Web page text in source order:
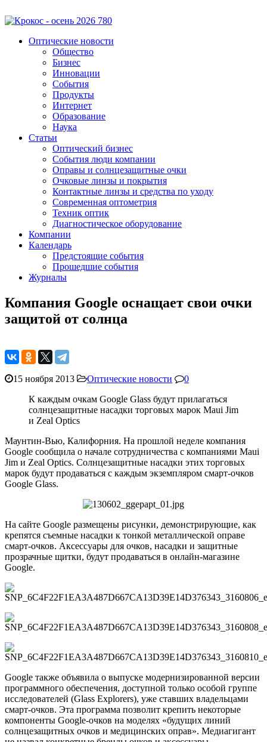
Оптические новости
Общество
Бизнес
Инновации
События
Продукты
Интернет
Образование
Наука
Статьи
Оптический бизнес
События люди компании
Оправы и солнцезащитные очки
Очковые линзы и покрытия
Контактные линзы и средства по уходу
Современная оптометрия
Техник оптик
Диагностическое оборудование
Компании
Календарь
Предстоящие события
Прошедшие события
Журналы
Компания Google оснащает свои очки
защитой от солнца
15 ноября 2013 Оптические новости
0
К каждым очкам Google Glass будут прилагаться
солнцезащитные насадки торговых марок Maui Jim
и Zeal Optics
Маунтин-Вью, Калифорния. На прошлой неделе компания
Google сообщила о начале сотрудничества с компаниями Maui
Jim и Zeal Optics. Солнцезащитные насадки этих торговых
марок будут продаваться с каждым экземпляром смарт-очков
Google Glass.
На сайте Google размещены рисунки, демонстрирующие, как
крепятся съемные насадки к тонкой металлической оправе
смарт-очков. Аксессуары для очков, насадки и защитные
прозрачные щитки, будут продаваться в онлайн-магазине
Google.
Google также объявила о выпуске модернизированной версии
программного обеспечения, доступной только особой группе
исследователей (Glass Explorers), уже ставших владельцами
смарт-очков. Эта программа позволит крепить некоторые
компоненты Google-очков на моделях «будущих линий
солнцезащитных очков и медицинских оправ». Медиагигант